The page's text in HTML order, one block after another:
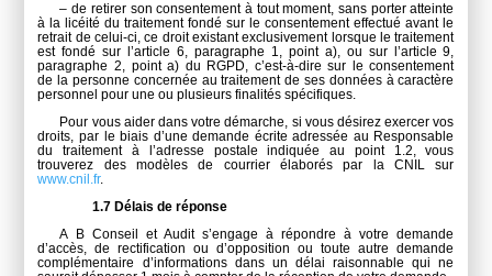
– de retirer son consentement à tout moment, sans porter atteinte
à la licéité du traitement fondé sur le consentement effectué avant le
retrait de celui-ci, ce droit existant exclusivement lorsque le traitement
est fondé sur l’article 6, paragraphe 1, point a), ou sur l’article 9,
paragraphe 2, point a) du RGPD, c’est-à-dire sur le consentement
de la personne concernée au traitement de ses données à caractère
personnel pour une ou plusieurs finalités spécifiques.
Pour vous aider dans votre démarche, si vous désirez exercer vos
droits, par le biais d’une demande écrite adressée au Responsable
du traitement à l’adresse postale indiquée au point 1.2, vous
trouverez des modèles de courrier élaborés par la CNIL sur
www.cnil.fr.
1.7 Délais de réponse
A B Conseil et Audit s’engage à répondre à votre demande
d’accès, de rectification ou d’opposition ou toute autre demande
complémentaire d’informations dans un délai raisonnable qui ne